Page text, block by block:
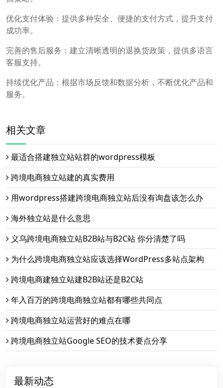
优化支付体验：提供多种安全、便捷的支付方式，提升支付
成功率。
完善的售后服务：建立清晰透明的退换货政策，提供多语言
客服支持。
持续优化产品：根据市场反馈和数据分析，不断优化产品和
服务。
相关文章
最适合搭建独立站站群的wordpress模板
跨境电商独立站建的真实费用
用wordpress搭建跨境电商独立站后没有询盘该怎么办
海外独立站是什么意思
义乌跨境电商独立站B2B站与B2C站 你分清楚了吗
为什么跨境电商独立站应该选择WordPress多站点架构
跨境电商建独立站建B2B站还是B2C站
年入百万的跨境电商独立站都有哪些共同点
跨境电商独立站运营好的难点在哪
跨境电商独立站Google SEO的技术要点分享
最新动态